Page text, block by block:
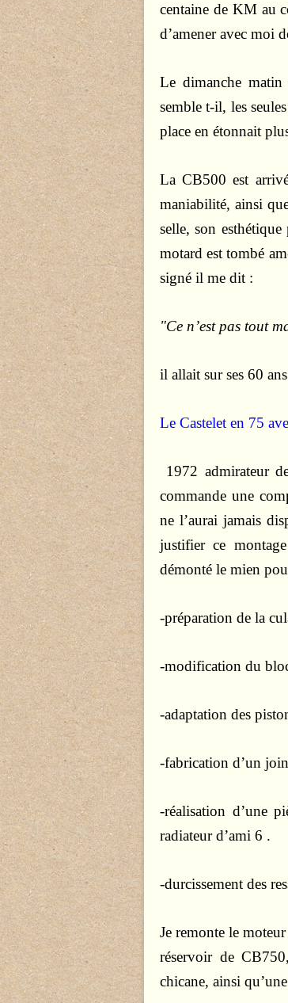
centaine de KM au
d’amener avec moi
Le dimanche
semble t-il, les
place en étonnait
La CB500 est
maniabilité, ainsi
selle, son
motard est tombé
signé il me dit :
"Ce n’est pas tout
il allait sur ses 60
Le Castelet en 75
1972 admirateur
commande une
ne l’aurai jamais
justifier ce
démonté le mien
-préparation de la
-modification du
-adaptation des
-fabrication d’un
-réalisation d’une
radiateur d’ami 6 .
-durcissement des
Je remonte le
réservoir de
chicane, ainsi